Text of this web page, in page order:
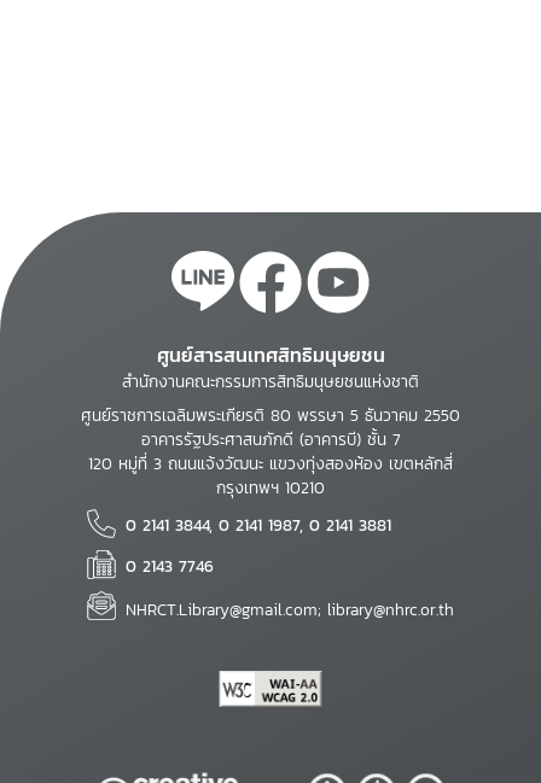
ศูนย์สารสนเทศสิทธิมนุษยชน
สำนักงานคณะกรรมการสิทธิมนุษยชนแห่งชาติ
ศูนย์ราชการเฉลิมพระเกียรติ 80 พรรษา 5 ธันวาคม 2550
อาคารรัฐประศาสนภักดี (อาคารบี) ชั้น 7
120 หมู่ที่ 3 ถนนแจ้งวัฒนะ แขวงทุ่งสองห้อง เขตหลักสี่
กรุงเทพฯ 10210
0 2141 3844, 0 2141 1987, 0 2141 3881
0 2143 7746
NHRCT.Library@gmail.com; library@nhrc.or.th